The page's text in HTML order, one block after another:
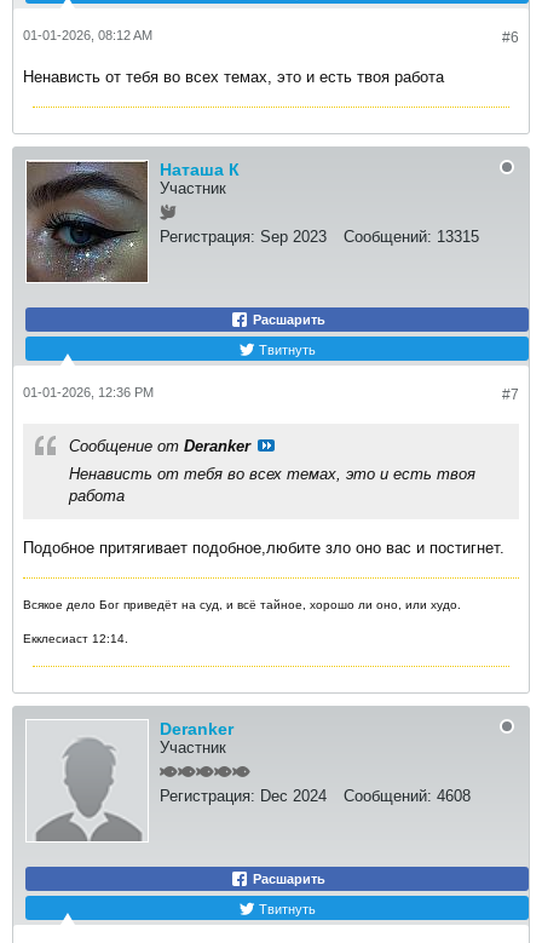
#6
01-01-2026, 08:12 AM
Ненависть от тебя во всех темах, это и есть твоя работа
Наташа К
Участник
Регистрация: Sep 2023 Сообщений: 13315
Расшарить
Твитнуть
#7
01-01-2026, 12:36 PM
Сообщение от Deranker
Ненависть от тебя во всех темах, это и есть твоя
работа
Подобное притягивает подобное,любите зло оно вас и постигнет.
Всякое дело Бог приведёт на суд, и всё тайное, хорошо ли оно, или худо.
Екклесиаст 12:14.
Deranker
Участник
Регистрация: Dec 2024 Сообщений: 4608
Расшарить
Твитнуть